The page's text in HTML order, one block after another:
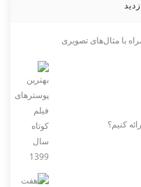
با مثال‌های تصویری
کنیم؟